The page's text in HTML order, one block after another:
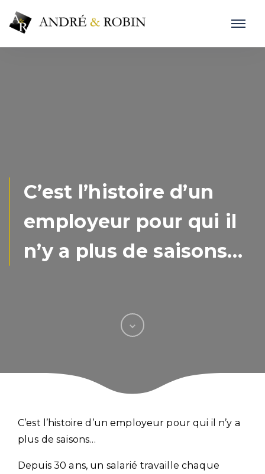
C’est l’histoire d’un
employeur pour qui il
n’y a plus de saisons…
C’est l’histoire d’un employeur pour qui il n’y a
plus de saisons…
Depuis 30 ans, un salarié travaille chaque